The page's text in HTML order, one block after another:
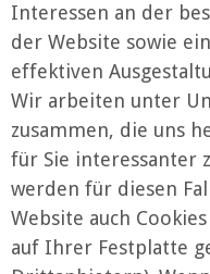
Interessen an der
der Website sowie
effektiven
Wir arbeiten unter
zusammen, die uns
für Sie interessanter
werden für diesen
Website auch
auf Ihrer Festplatte